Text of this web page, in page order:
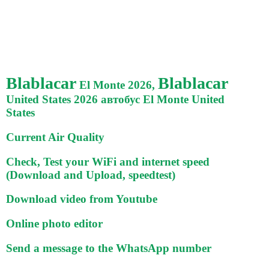
Blablacar El Monte 2026, Blablacar
United States 2026 автобус El Monte United
States
Current Air Quality
Check, Test your WiFi and internet speed
(Download and Upload, speedtest)
Download video from Youtube
Online photo editor
Send a message to the WhatsApp number